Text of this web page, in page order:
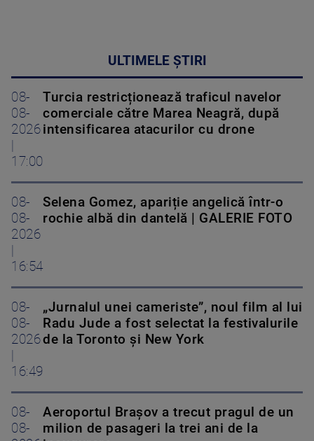
ULTIMELE ȘTIRI
08-
08-
2026
17:00
Turcia restricționează traficul navelor
comerciale către Marea Neagră, după
intensificarea atacurilor cu drone
08-
08-
2026
16:54
Selena Gomez, apariție angelică într-o
rochie albă din dantelă | GALERIE FOTO
08-
08-
2026
16:49
„Jurnalul unei cameriste”, noul film al lui
Radu Jude a fost selectat la festivalurile
de la Toronto și New York
08-
08-
Aeroportul Brașov a trecut pragul de un
milion de pasageri la trei ani de la